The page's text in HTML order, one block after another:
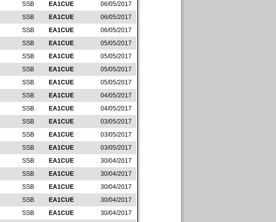
SSB EA1CUE
06/05/2017
SSB EA1CUE
06/05/2017
SSB EA1CUE
06/05/2017
SSB EA1CUE
05/05/2017
SSB EA1CUE
05/05/2017
SSB EA1CUE
05/05/2017
SSB EA1CUE
05/05/2017
SSB EA1CUE
04/05/2017
SSB EA1CUE
04/05/2017
SSB EA1CUE
03/05/2017
SSB EA1CUE
03/05/2017
SSB EA1CUE
03/05/2017
SSB EA1CUE
30/04/2017
SSB EA1CUE
30/04/2017
SSB EA1CUE
30/04/2017
SSB EA1CUE
30/04/2017
SSB EA1CUE
30/04/2017